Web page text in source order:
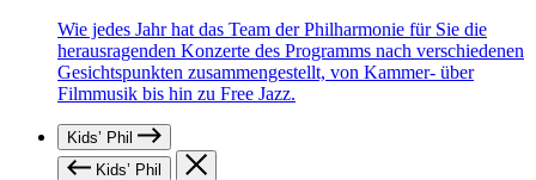
Wie jedes Jahr hat das Team der Philharmonie für Sie die
herausragenden Konzerte des Programms nach verschiedenen
Gesichtspunkten zusammengestellt, von Kammer- über
Filmmusik bis hin zu Free Jazz.
Kids’ Phil
Kids’ Phil